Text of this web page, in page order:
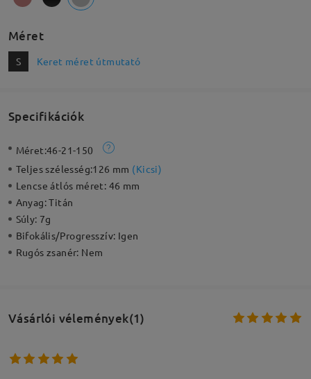
Méret
S Keret méret útmutató
Specifikációk
Méret:46-21-150
Teljes szélesség:126 mm (Kicsi)
Lencse átlós méret: 46 mm
Anyag:Titán
Súly: 7g
Bifokális/Progresszív: Igen
Rugós zsanér: Nem
Vásárlói vélemények(1)